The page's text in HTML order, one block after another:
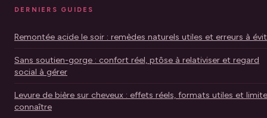
DERNIERS GUIDES
Remontée acide le soir : remèdes naturels utiles et erreurs à
Sans soutien-gorge : confort réel, ptôse à relativiser et regard
social à gérer
Levure de bière sur cheveux : effets réels, formats utiles et
connaître